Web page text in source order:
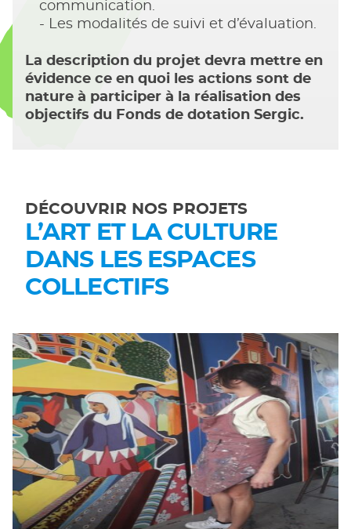
communication.
Les modalités de suivi et d’évaluation.
La description du projet devra mettre en
évidence ce en quoi les actions sont de
nature à participer à la réalisation des
objectifs du Fonds de dotation Sergic.
DÉCOUVRIR NOS PROJETS
L’ART ET LA CULTURE
DANS LES ESPACES
COLLECTIFS